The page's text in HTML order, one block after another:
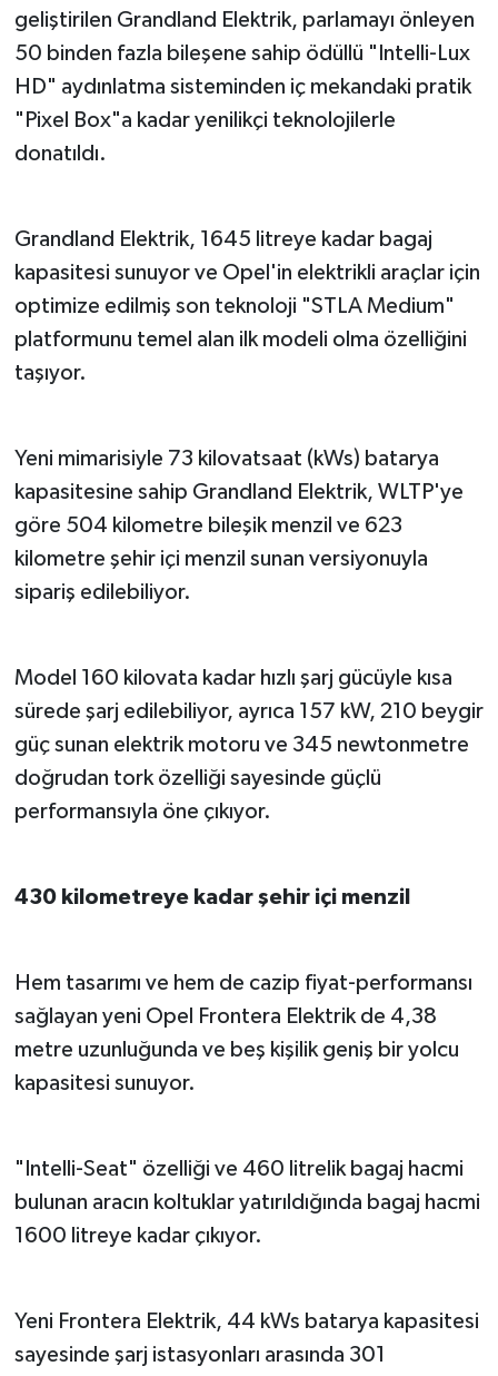
geliştirilen Grandland Elektrik, parlamayı önleyen
50 binden fazla bileşene sahip ödüllü "Intelli-Lux
HD" aydınlatma sisteminden iç mekandaki pratik
"Pixel Box"a kadar yenilikçi teknolojilerle
donatıldı.
Grandland Elektrik, 1645 litreye kadar bagaj
kapasitesi sunuyor ve Opel'in elektrikli araçlar için
optimize edilmiş son teknoloji "STLA Medium"
platformunu temel alan ilk modeli olma özelliğini
taşıyor.
Yeni mimarisiyle 73 kilovatsaat (kWs) batarya
kapasitesine sahip Grandland Elektrik, WLTP'ye
göre 504 kilometre bileşik menzil ve 623
kilometre şehir içi menzil sunan versiyonuyla
sipariş edilebiliyor.
Model 160 kilovata kadar hızlı şarj gücüyle kısa
sürede şarj edilebiliyor, ayrıca 157 kW, 210 beygir
güç sunan elektrik motoru ve 345 newtonmetre
doğrudan tork özelliği sayesinde güçlü
performansıyla öne çıkıyor.
430 kilometreye kadar şehir içi menzil
Hem tasarımı ve hem de cazip fiyat-performansı
sağlayan yeni Opel Frontera Elektrik de 4,38
metre uzunluğunda ve beş kişilik geniş bir yolcu
kapasitesi sunuyor.
"Intelli-Seat" özelliği ve 460 litrelik bagaj hacmi
bulunan aracın koltuklar yatırıldığında bagaj hacmi
1600 litreye kadar çıkıyor.
Yeni Frontera Elektrik, 44 kWs batarya kapasitesi
sayesinde şarj istasyonları arasında 301